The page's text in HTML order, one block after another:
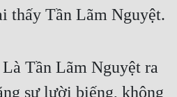
thấy Tần Lãm Nguyệt.
Tần Lãm Nguyệt ra
sự lười biếng, không